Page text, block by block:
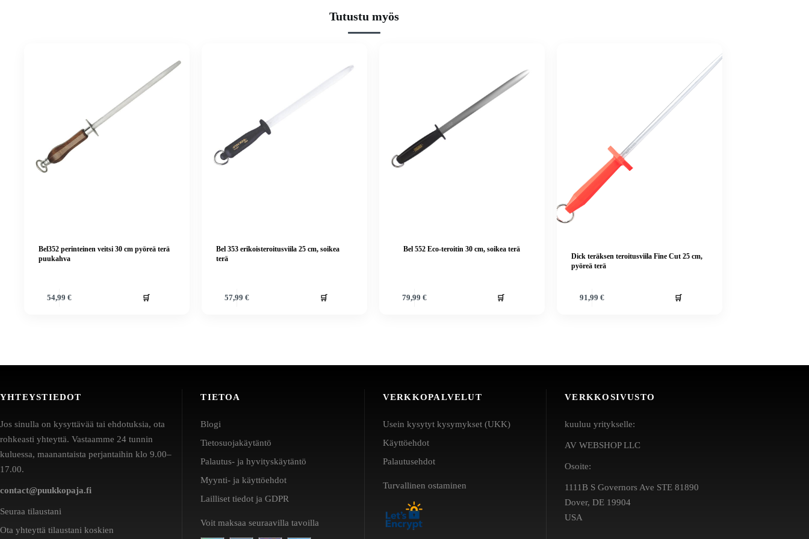
Tutustu myös
Bel352 perinteinen veitsi 30 cm pyöreä terä
puukahva
54,99€ 🛒
Bel 353 erikoisteroitusviila 25 cm, soikea
terä
57,99€ 🛒
Bel 552 Eco-teroitin 30 cm, soikea terä
79,99 € 🛒
Dick teräksen teroitusviila Fine Cut 25 cm,
pyöreä terä
91,99 € 🛒
YHTEYSTIEDOT
Jos sinulla on kysyttävää tai ehdotuksia, ota
rohkeasti yhteyttä. Vastaamme 24 tunnin
kuluessa, maanantaista perjantaihin klo 9.00–
17.00.
contact@puukkopaja.fi
Seuraa tilaustani
Ota yhteyttä tilaustani koskien
TIETOA
Blogi
Tietosuojakäytäntö
Palautus- ja hyvityskäytäntö
Myynti- ja käyttöehdot
Lailliset tiedot ja GDPR
Voit maksaa seuraavilla tavoilla
VERKKOPALVELUT
Usein kysytyt kysymykset (UKK)
Käyttöehdot
Palautusehdot
Turvallinen ostaminen
VERKKOSIVUSTO
kuuluu yritykselle:
AV WEBSHOP LLC
Osoite:
1111B S Governors Ave STE 81890
Dover, DE 19904
USA